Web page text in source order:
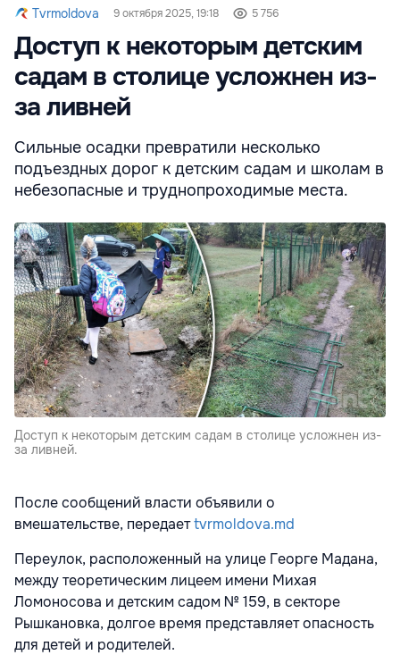
Tvrmoldova 9 октября 2025, 19:18 5 756
Доступ к некоторым детским
садам в столице усложнен из-
за ливней
Сильные осадки превратили несколько
подъездных дорог к детским садам и школам в
небезопасные и труднопроходимые места.
Доступ к некоторым детским садам в столице усложнен из-
за ливней.
После сообщений власти объявили о
вмешательстве, передаетtvrmoldova.md
Переулок, расположенный на улице Георге Мадана,
между теоретическим лицеем имени Михая
Ломоносова и детским садом № 159, в секторе
Рышкановка, долгое время представляет опасность
для детей и родителей.